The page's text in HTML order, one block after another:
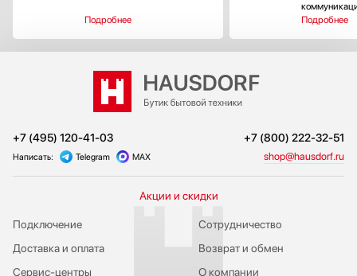
Подробнее
Подробнее
+7 (495) 120-41-03 +7 (800) 222-32-51
Написать: Telegram MAX shop@hausdorf.ru
Акции и скидки
Подключение
Сервис-центры
Доставка и оплата
Сотрудничество
Возврат и обмен
О компании